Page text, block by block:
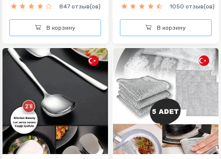
847 отзыв(ов)
В корзину
1050 отзыв(ов)
В корзину